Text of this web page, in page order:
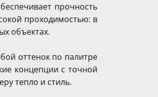
прочность
проходимостью: в
объектах.
оттенок по палитре
концепции с точной
тепло и стиль.